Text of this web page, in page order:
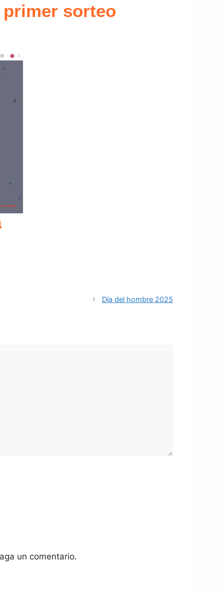
sorteo
Día del hombre 2025
un comentario.